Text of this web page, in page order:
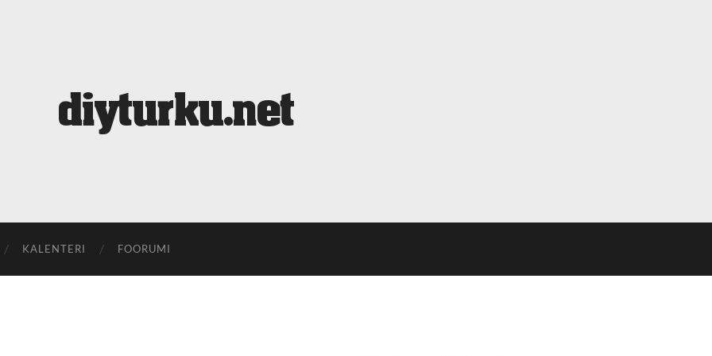
KALENTERI FOORUMI